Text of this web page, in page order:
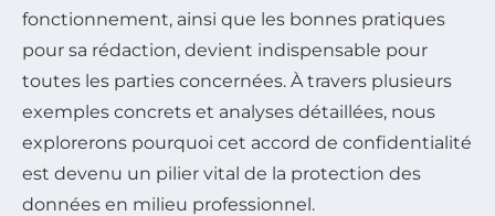
fonctionnement, ainsi que les bonnes pratiques
pour sa rédaction, devient indispensable pour
toutes les parties concernées. À travers plusieurs
exemples concrets et analyses détaillées, nous
explorerons pourquoi cet accord de confidentialité
est devenu un pilier vital de la protection des
données en milieu professionnel.